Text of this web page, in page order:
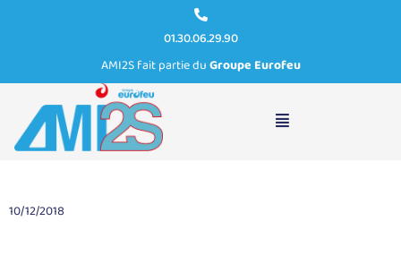
01.30.06.29.90
AMI2S fait partie duGroupe Eurofeu
10/12/2018